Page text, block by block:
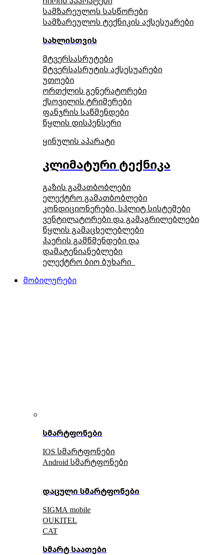
სამზარეულოს სასწორები
სამზარეულოს ტექნიკის აქსესუარები
სახლისთვის
მტვერსასრუტები
მტვერსასრუტის აქსესუარები
უთოები
ორთქლის გენერატორები
ქსოვილის ტრიმერები
ფანჯრის საწმენდები
წყლის დისპენსერი
ყინულის აპარატი
კლიმატური ტექნიკა
გაზის გამათბობლები
ელექტრო გამათბობლები
კონდიციონერები, სპლიტ სისტემები
ვენტილატორები და გამაგრილებლები
წყლის გამაცხელებლები
ჰაერის გამწმენდები და
დამატენიანებლები
ელექტრო ბიო ბუხარი
მობილურები
სმარტფონები
IOS სმარტფონები
Android სმარტფონები
დაცული სმარტფონები
SIGMA mobile
OUKITEL
CAT
სმარტ საათები